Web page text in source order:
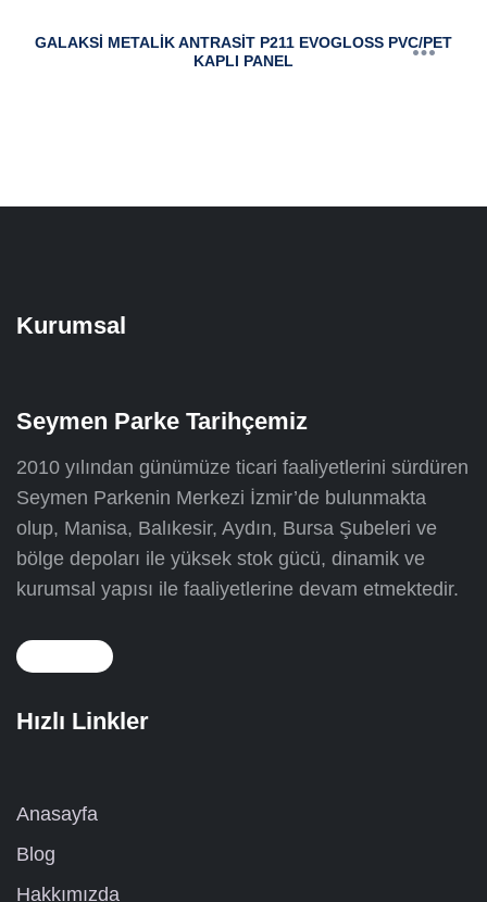
GALAKSİ METALİK ANTRASİT P211 EVOGLOSS PVC/PET
KAPLI PANEL
Kurumsal
Seymen Parke Tarihçemiz
2010 yılından günümüze ticari faaliyetlerini sürdüren
Seymen Parkenin Merkezi İzmir’de bulunmakta
olup, Manisa, Balıkesir, Aydın, Bursa Şubeleri ve
bölge depoları ile yüksek stok gücü, dinamik ve
kurumsal yapısı ile faaliyetlerine devam etmektedir.
Hızlı Linkler
Anasayfa
Blog
Hakkımızda